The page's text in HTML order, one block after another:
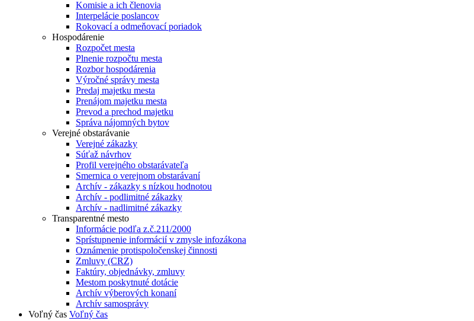
Komisie a ich členovia
Interpelácie poslancov
Rokovací a odmeňovací poriadok
Hospodárenie
Rozpočet mesta
Plnenie rozpočtu mesta
Rozbor hospodárenia
Výročné správy mesta
Predaj majetku mesta
Prenájom majetku mesta
Prevod a prechod majetku
Správa nájomných bytov
Verejné obstarávanie
Verejné zákazky
Súťaž návrhov
Profil verejného obstarávateľa
Smernica o verejnom obstarávaní
Archív - zákazky s nízkou hodnotou
Archív - podlimitné zákazky
Archív - nadlimitné zákazky
Transparentné mesto
Informácie podľa z.č.211/2000
Sprístupnenie informácií v zmysle infozákona
Oznámenie protispoločenskej činnosti
Zmluvy (CRZ)
Faktúry, objednávky, zmluvy
Mestom poskytnuté dotácie
Archív výberových konaní
Archív samosprávy
Voľný čas Voľný čas